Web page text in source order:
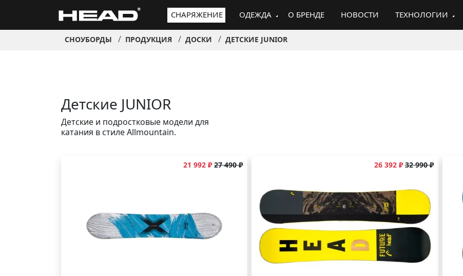
СНАРЯЖЕНИЕ ОДЕЖДА О БРЕНДЕ НОВОСТИ ТЕХНОЛОГИИ
СНОУБОРДЫ ПРОДУКЦИЯ ДОСКИ ДЕТСКИЕ JUNIOR
Детские JUNIOR
Детские и подростковые модели для
катания в стиле Allmountain.
21 992 ₽27 490 ₽ 26 392 ₽32 990 ₽